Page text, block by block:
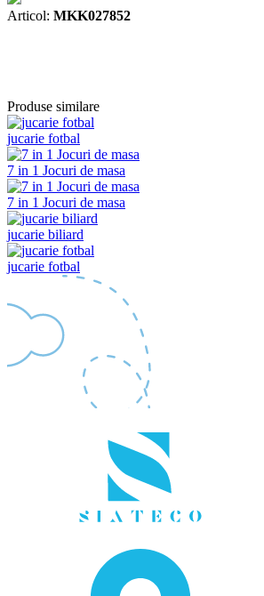
Articol: MKK027852
Produse similare
jucarie fotbal
7 in 1 Jocuri de masa
7 in 1 Jocuri de masa
jucarie biliard
jucarie fotbal